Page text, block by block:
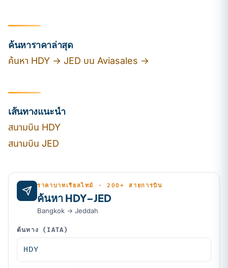
ค้นหาราคาล่าสุด
ค้นหา HDY → JED บน Aviasales →
เส้นทางแนะนำ
สนามบิน HDY
สนามบิน JED
ราคาบาทเรียลไทม์ · 200+ สายการบิน
ค้นหา HDY–JED
Bangkok → Jeddah
ต้นทาง (IATA)